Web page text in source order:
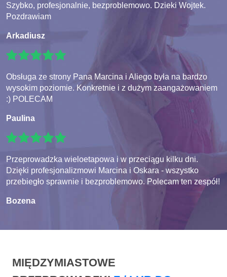
Szybko, profesjonalnie, bezproblemowo. Dzieki Wojtek.
Pozdrawiam
Arkadiusz
Obsługa ze strony Pana Marcina i Aliego była na bardzo
wysokim poziomie. Konkretnie i z dużym zaangażowaniem
:) POLECAM
Paulina
Przeprowadzka wieloetapowa i w przeciągu kilku dni.
Dzięki profesjonalizmowi Marcina i Oskara - wszystko
przebiegło sprawnie i bezproblemowo. Polecam ten zespół!
Bozena
MIĘDZYMIASTOWE